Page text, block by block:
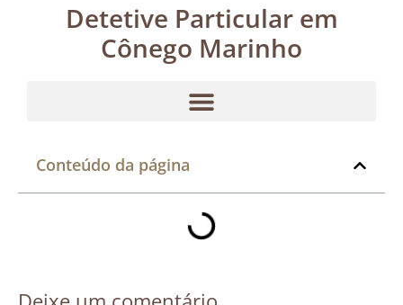
Detetive Particular em
Cônego Marinho
Conteúdo da página